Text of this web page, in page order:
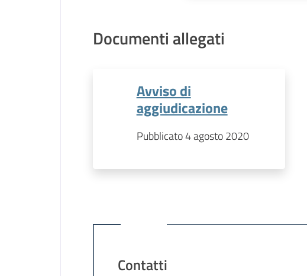
Documenti allegati
Avviso di
aggiudicazione
Pubblicato 4 agosto 2020
Contatti